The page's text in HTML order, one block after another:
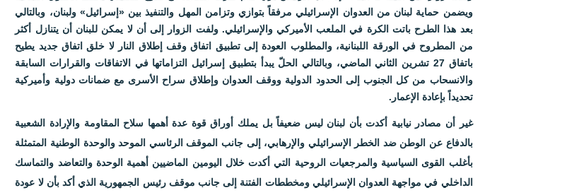
ويضمن حماية لبنان من العدوان الإسرائيلي مرفقاً بتوازي وتزامن المهل والتنفيذ بين «إسرائيل» ولبنان، وبالتالي
بعد هذا الطرح باتت الكرة في الملعب الأميركي والإسرائيلي. ولفت الزوار إلى أن لا يمكن للبنان أن يتنازل أكثر
من المطروح في الورقة اللبنانية، والمطلوب العودة إلى تطبيق اتفاق وقف إطلاق النار لا خلق اتفاق جديد يطيح
باتفاق 27 تشرين الثاني الماضي، وبالتالي الحلّ يبدأ بتطبيق إسرائيل التزاماتها في الاتفاقات والقرارات السابقة
والانسحاب من كل الجنوب إلى الحدود الدولية ووقف العدوان وإطلاق سراح الأسرى مع ضمانات دولية وأميركية
تحديداً بإعادة الإعمار.
غير أن مصادر نيابية أكدت بأن لبنان ليس ضعيفاً بل يملك أوراق قوة عدة أهمها سلاح المقاومة والإرادة الشعبية
بالدفاع عن الوطن ضد الخطر الإسرائيلي والإرهابي، إلى جانب الموقف الرئاسي الموحد والوحدة الوطنية المتمثلة
بأغلب القوى السياسية والمرجعيات الروحية التي أكدت خلال اليومين الماضيين أهمية الوحدة والتعاضد والتماسك
الداخلي في مواجهة العدوان الإسرائيلي ومخططات الفتنة إلى جانب موقف رئيس الجمهورية الذي أكد بأن لا عودة